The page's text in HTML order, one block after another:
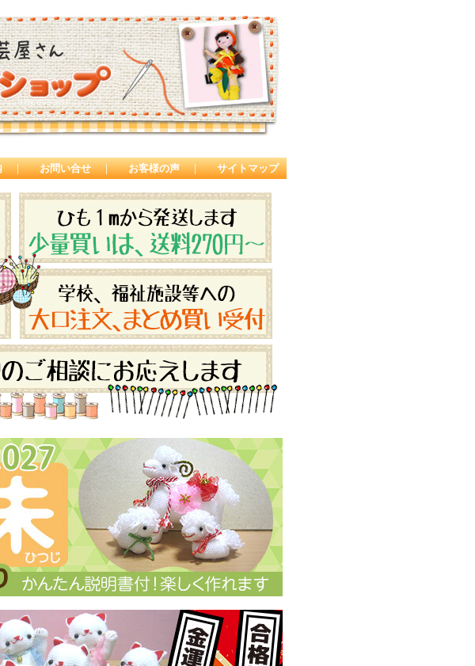
｜ お問い合せ ｜ お客様の声 ｜ サイトマップ